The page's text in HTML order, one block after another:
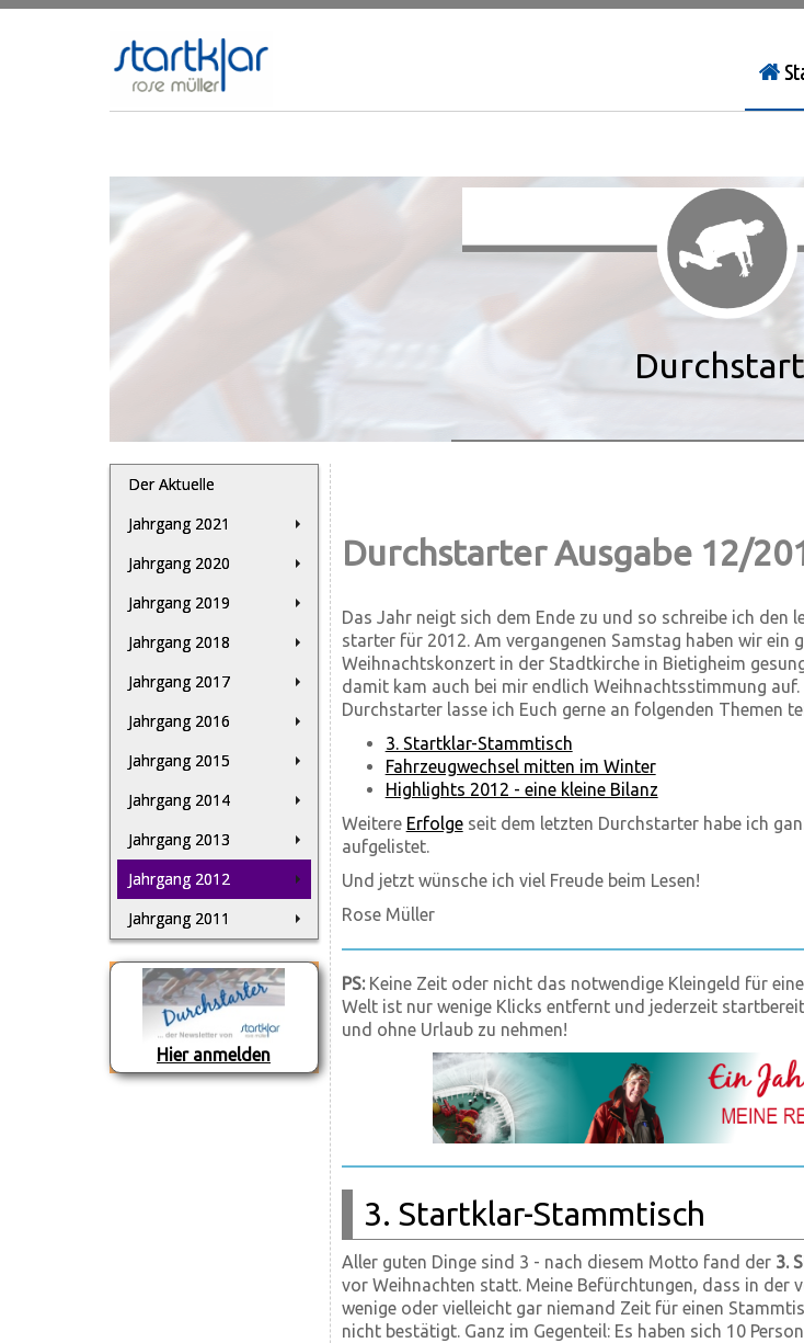
Der Aktuelle
Jahrgang 2021
Jahrgang 2020
Jahrgang 2019
Jahrgang 2018
Jahrgang 2017
Jahrgang 2016
Jahrgang 2015
Jahrgang 2014
Jahrgang 2013
Jahrgang 2012
Jahrgang 2011
Hier anmelden
Durchstarter Ausgabe 12/
Das Jahr neigt sich dem Ende zu und so schreibe ich den
starter für 2012. Am vergangenen Samstag haben wir ein
Weihnachtskonzert in der Stadtkirche in Bietigheim
damit kam auch bei mir endlich Weih­nachts­stimmung auf.
Durchstarter lasse ich Euch gerne an folgenden Themen
3. Startklar-Stammtisch
Fahrzeugwechsel mitten im Winter
Highlights 2012 - eine kleine Bilanz
Weitere Erfolgeseit dem letzten Durchstarter habe ich
aufgelistet.
Und jetzt wünsche ich viel Freude beim Lesen!
Rose Müller
PS: Keine Zeit oder nicht das notwendige Kleingeld für
Welt ist nur wenige Klicks entfernt und jederzeit
und ohne Urlaub zu nehmen!
3. Startklar-Stammtisch
Aller guten Dinge sind 3 - nach diesem Motto fand der 3.
vor Weihnachten statt. Meine Befürchtungen, dass in der
wenige oder vielleicht gar niemand Zeit für einen
nicht bestätigt. Ganz im Gegenteil: Es haben sich 10